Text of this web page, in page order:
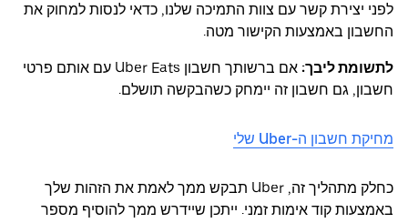
לפני יצירת קשר עם צוות התמיכה שלנו, כדאי לנסות למחוק את
החשבון באמצעות הקישור מטה.
לתשומת ליבך:
אם ברשותך חשבון Uber Eats עם אותם פרטי
חשבון, גם חשבון זה יימחק כשהבקשה תושלם.
מחיקת חשבון ה-Uber שלי
כחלק מתהליך זה, Uber תבקש ממך לאמת את הזהות שלך
באמצעות קוד אימות זמני. ייתכן שיידרש ממך להוסיף מספר